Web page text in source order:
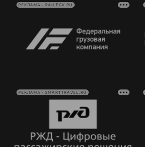
РЕКЛАМА • RAILFGK.RU
РЕКЛАМА • SMARTTRAVEL.RU